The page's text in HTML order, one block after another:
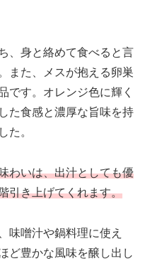
、身と絡めて食べると言
また、メスが抱える卵巣
です。オレンジ色に輝く
た食感と濃厚な旨味を持
た。
わいは、出汁としても優
引き上げてくれます。
味噌汁や鍋料理に使え
ど豊かな風味を醸し出し